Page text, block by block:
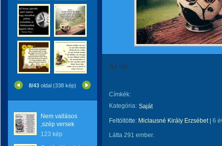
8/43 oldal (338 kép)
Nem vallásos
,szép versek
123 kép
Az idő
Címkék:
Kategória: Saját
Feltöltötte: Miclausné Király Erzsébet| 6
Látta 291 ember.